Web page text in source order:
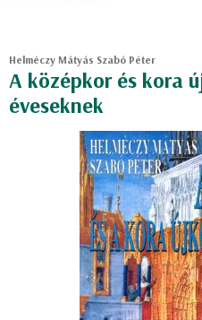
Helméczy Mátyás Szabó Péter
A középkor és kora
éveseknek